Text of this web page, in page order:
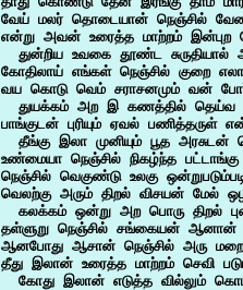
வேய் மலர் தொடையான் நெஞ்சில்
என்று அவன் உரைத்த மாற்றம் இன்புற
துன்றிய உவகை தூண்ட சுருதியால்
கோதிலாய் எங்கள் நெஞ்சில் குறை
வய கொடு வெம் சராசனமும் வன்
துயக்கம் அற இ கணத்தில் தெய்வ
பாங்குடன் புரியும் ஏவல் பணித்தருள்
தீங்கு இலா முனியும் பூத அரசுடன்
உண்மையா நெஞ்சில் நிகழ்ந்த
நெஞ்சில் வெகுண்டு உலகு
வெலற்கு அரும் திறல் விசயன் மேல்
கலக்கம் ஒன்று அற பொரு திறல்
தள்ளுறு நெஞ்சில் சங்கையன் ஆனான்
ஆனபோது ஆசான் நெஞ்சில் அரு
தீது இலான் உரைத்த மாற்றம் செவி
கோது இலான் எடுத்த வில்லும்